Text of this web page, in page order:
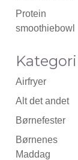
Protein
smoothiebowl
Kategori
Airfryer
Alt det andet
Børnefester
Børnenes
Maddag